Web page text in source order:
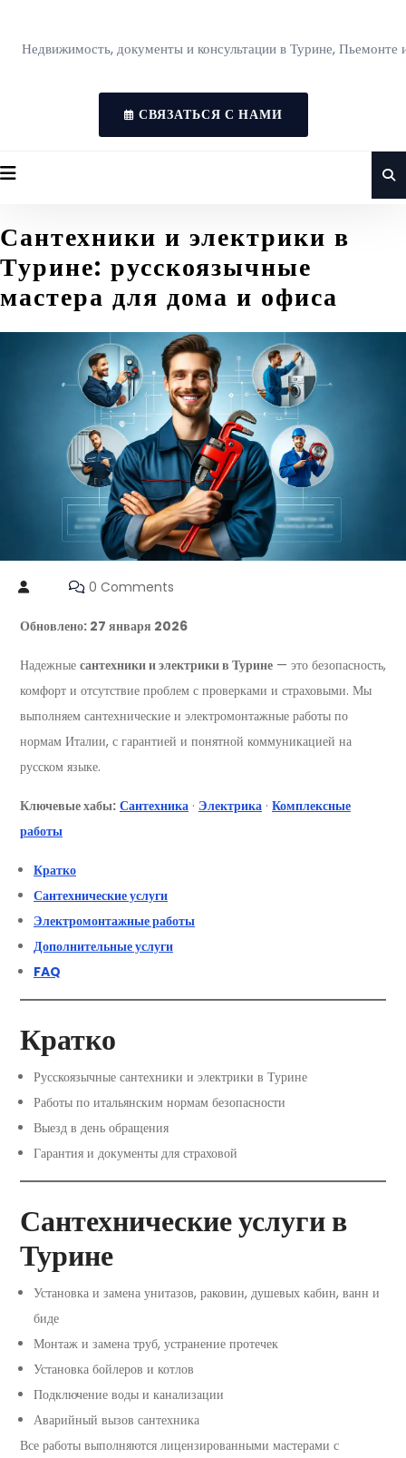
Недвижимость, документы и консультации в Турине, Пьемонте
СВЯЗАТЬСЯ С НАМИ
Сантехники и электрики в
Турине: русскоязычные
мастера для дома и офиса
0 Comments
Обновлено: 27 января 2026
Надежные сантехники и электрики в Турине — это безопасность,
комфорт и отсутствие проблем с проверками и страховыми. Мы
выполняем сантехнические и электромонтажные работы по
нормам Италии, с гарантией и понятной коммуникацией на
русском языке.
Ключевые хабы: Сантехника · Электрика · Комплексные
работы
Кратко
Сантехнические услуги
Электромонтажные работы
Дополнительные услуги
FAQ
Кратко
Русскоязычные сантехники и электрики в Турине
Работы по итальянским нормам безопасности
Выезд в день обращения
Гарантия и документы для страховой
Сантехнические услуги в
Турине
Установка и замена унитазов, раковин, душевых кабин, ванн и
биде
Монтаж и замена труб, устранение протечек
Установка бойлеров и котлов
Подключение воды и канализации
Аварийный вызов сантехника
Все работы выполняются лицензированными мастерами с